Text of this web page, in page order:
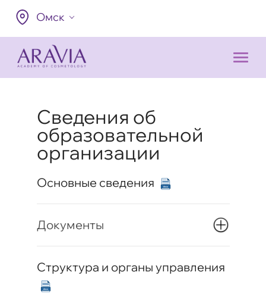
Омск
Сведения об
образовательной
организации
Основные сведения
Документы
Структура и органы управления